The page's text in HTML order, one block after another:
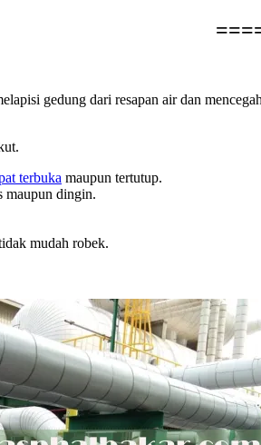
gedung dari resapan air dan
terbuka maupun tertutup.
maupun dingin.
mudah robek.